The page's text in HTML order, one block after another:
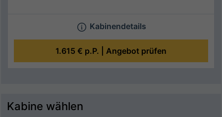
Kabinendetails
1.615 € p.P. | Angebot prüfen
Kabine wählen